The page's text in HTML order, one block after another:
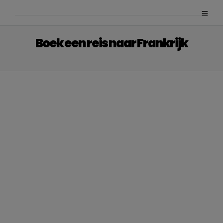
Boek een reis naar Frankrijk